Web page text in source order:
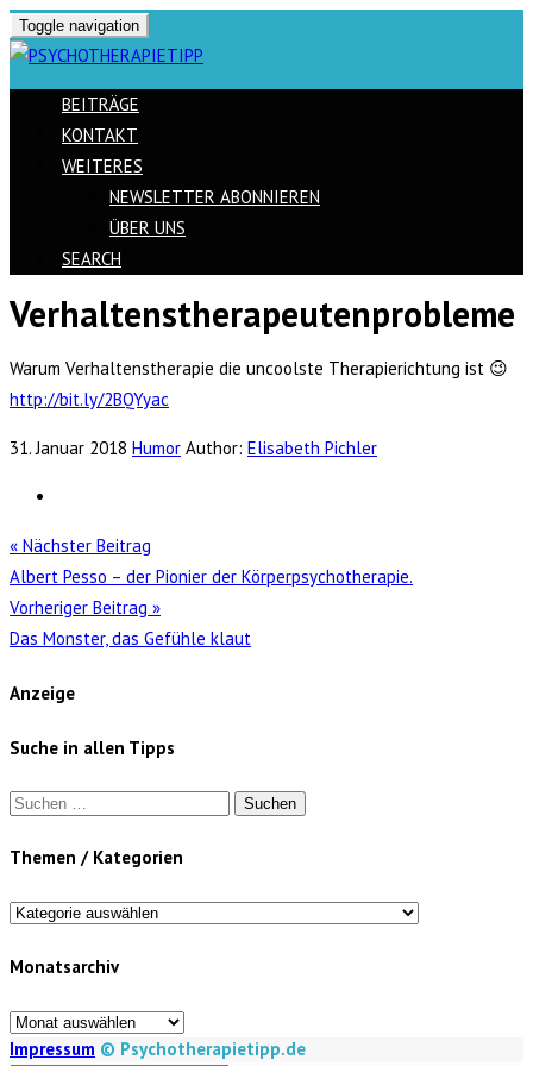
Toggle navigation
BEITRÄGE
KONTAKT
WEITERES
NEWSLETTER ABONNIEREN
ÜBER UNS
SEARCH
Skip
content
Verhaltenstherapeutenprobleme
Warum Verhaltenstherapie die uncoolste Therapierichtung ist 😉
http://bit.ly/2BQYyac
31. Januar 2018 Humor Author: Elisabeth Pichler
« Nächster Beitrag
Albert Pesso – der Pionier der Körperpsychotherapie.
Vorheriger Beitrag »
Das Monster, das Gefühle klaut
Anzeige
Suche in allen Tipps
Suchen
Themen / Kategorien
Themen
Kategorien
Monatsarchiv
Monatsarchiv
Impressum © Psychotherapietipp.de